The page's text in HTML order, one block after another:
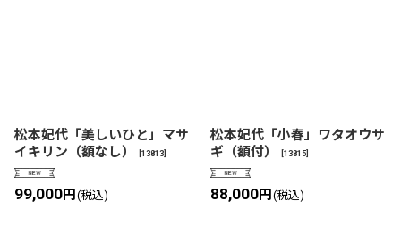
松本妃代「美しいひと」マサ
イキリン（額なし）
13813
99,000円 (税込)
松本妃代「小春」ワタオウサ
ギ（額付）
13815
88,000円 (税込)